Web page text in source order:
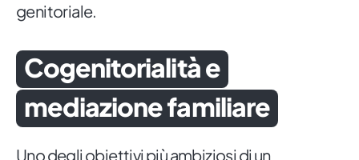
genitoriale.
Cogenitorialità e
mediazione familiare
Uno degli obiettivi più ambiziosi di un